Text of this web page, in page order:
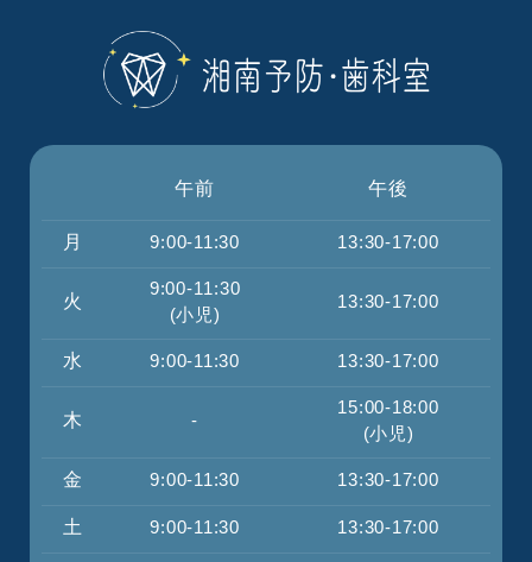
午前 午後
月 9:00-11:30 13:30-17:00
火
9:00-11:30
(小児)
13:30-17:00
水 9:00-11:30 13:30-17:00
木 -
15:00-18:00
(小児)
金 9:00-11:30 13:30-17:00
土 9:00-11:30 13:30-17:00